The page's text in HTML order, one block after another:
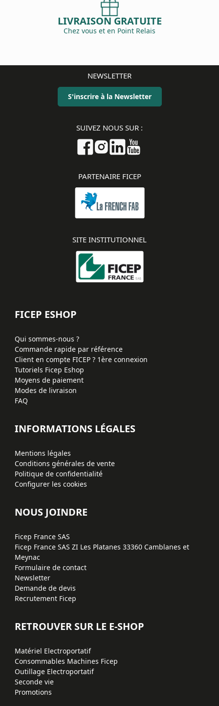
LIVRAISON GRATUITE
Chez vous et en Point Relais
NEWSLETTER
S'inscrire à la Newsletter
SUIVEZ NOUS SUR :
PARTENAIRE FICEP
SITE INSTITUTIONNEL
FICEP ESHOP
Qui sommes-nous ?
Commande rapide par référence
Client en compte FICEP ? 1ère connexion
Tutoriels Ficep Eshop
Moyens de paiement
Modes de livraison
FAQ
INFORMATIONS LÉGALES
Mentions légales
Conditions générales de vente
Politique de confidentialité
Configurer les cookies
NOUS JOINDRE
Ficep France SAS
Ficep France SAS ZI Les Platanes 33360 Camblanes et
Meynac
Formulaire de contact
Newsletter
Demande de devis
Recrutement Ficep
RETROUVER SUR LE E-SHOP
Matériel Electroportatif
Consommables Machines Ficep
Outillage Electroportatif
Seconde vie
Promotions